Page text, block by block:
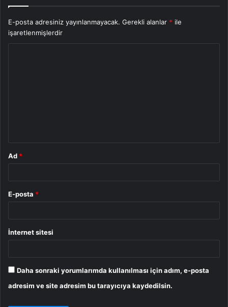
E-posta adresiniz yayınlanmayacak. Gerekli alanlar * ile
işaretlenmişlerdir
Ad *
E-posta *
İnternet sitesi
Daha sonraki yorumlarımda kullanılması için adım, e-posta
adresim ve site adresim bu tarayıcıya kaydedilsin.